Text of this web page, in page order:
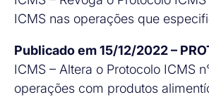
ICMS nas operações que
Publicado em 15/12/2022 –
ICMS – Altera o Protocolo ICMS
operações com produtos